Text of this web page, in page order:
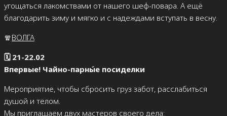
угощаться лакомствами от нашего шеф-повара. А ещё
благодарить зиму и мягко и с надеждами вступать в весну.
🧣ВОЛГА
🗓 21-22.02
Впервые! Чайно-парны́е посиделки
Мероприятие, чтобы сбросить груз забот, расслабиться
душой и телом.
Мы приглашаем двух мастеров своего дела: